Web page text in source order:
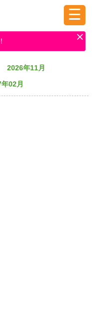
☰
2026年11月
年02月